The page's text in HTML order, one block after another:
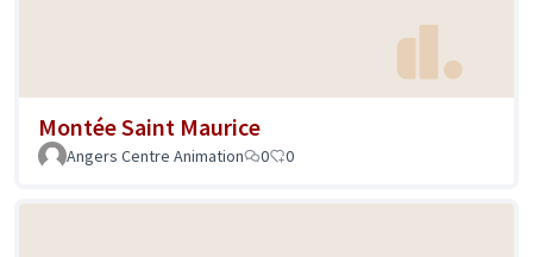
Montée Saint Maurice
Angers Centre Animation 0 0